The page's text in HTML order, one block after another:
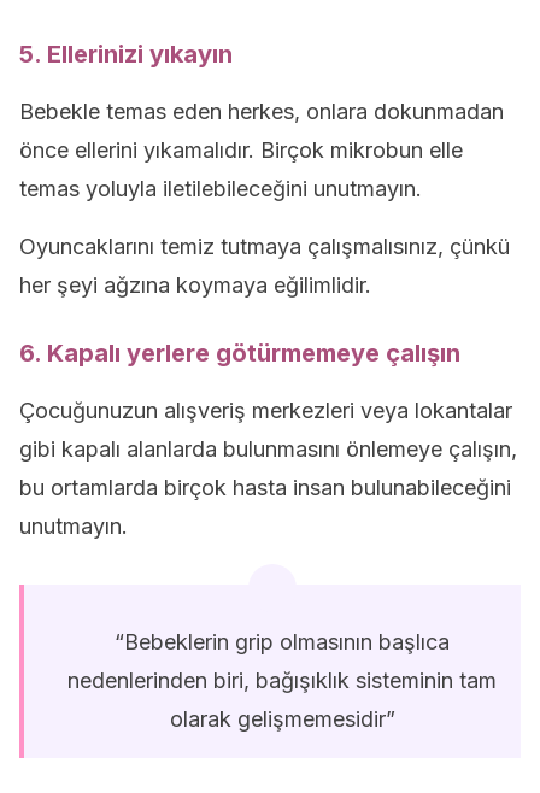
5. Ellerinizi yıkayın
Bebekle temas eden herkes, onlara dokunmadan
önce ellerini yıkamalıdır. Birçok mikrobun elle
temas yoluyla iletilebileceğini unutmayın.
Oyuncaklarını temiz tutmaya çalışmalısınız, çünkü
her şeyi ağzına koymaya eğilimlidir.
6. Kapalı yerlere götürmemeye çalışın
Çocuğunuzun alışveriş merkezleri veya lokantalar
gibi kapalı alanlarda bulunmasını önlemeye çalışın,
bu ortamlarda birçok hasta insan bulunabileceğini
unutmayın.
“Bebeklerin grip olmasının başlıca
nedenlerinden biri, bağışıklık sisteminin tam
olarak gelişmemesidir”